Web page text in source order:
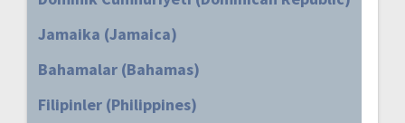
Jamaika (Jamaica)
Bahamalar (Bahamas)
Filipinler (Philippines)